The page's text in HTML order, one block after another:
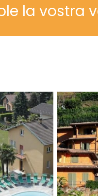
la vostra